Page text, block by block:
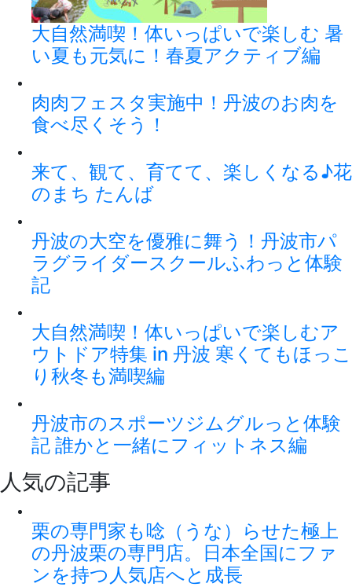
大自然満喫！体いっぱいで楽しむ 暑
い夏も元気に！春夏アクティブ編
肉肉フェスタ実施中！丹波のお肉を
食べ尽くそう！
来て、観て、育てて、楽しくなる♪花
のまち たんば
丹波の大空を優雅に舞う！丹波市パ
ラグライダースクールふわっと体験
記
大自然満喫！体いっぱいで楽しむア
ウトドア特集 in 丹波 寒くてもほっこ
り秋冬も満喫編
丹波市のスポーツジムグルっと体験
記 誰かと一緒にフィットネス編
人気の記事
栗の専門家も唸（うな）らせた極上
の丹波栗の専門店。日本全国にファ
ンを持つ人気店へと成長